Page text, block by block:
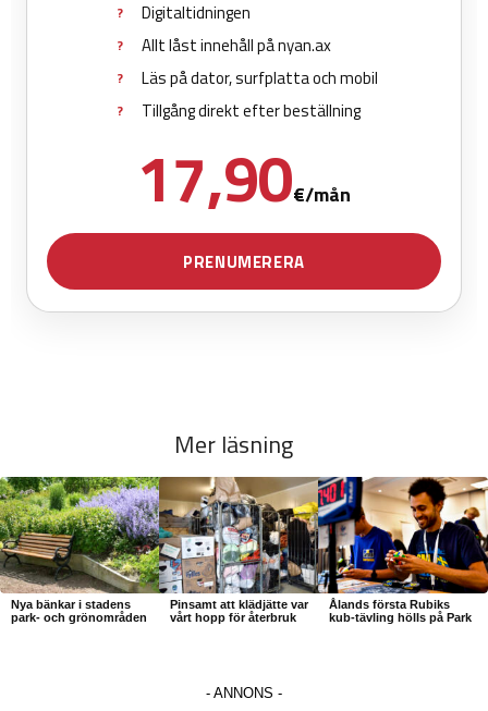
Mer läsning
Nya bänkar i stadens
park- och grönområden
Pinsamt att klädjätte var
vårt hopp för återbruk
Ålands första Rubiks
kub-tävling hölls på Park